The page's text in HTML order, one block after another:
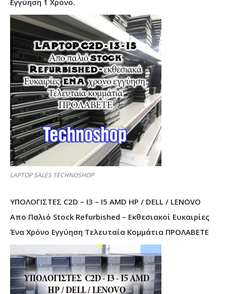
LAPTOP SALES TECHNOSHOP
ΥΠΟΛΟΓΙΣΤΕΣ C2D – I3 – I5 AMD HP / DELL / LENOVO
Απο Παλιό Stock Refurbished – Εκθεσιακοί Ευκαιρίες
Ένα Χρόνο Εγγύηση Τελευταία Κομμάτια ΠΡΟΛΑΒΕΤΕ